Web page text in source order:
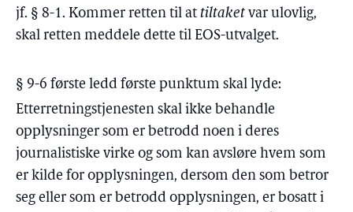
jf. § 8-1. Kommer retten til at tiltaket var ulovlig,
skal retten meddele dette til EOS-utvalget.
§ 9-6 første ledd første punktum skal lyde:
Etterretningstjenesten skal ikke behandle
opplysninger som er betrodd noen i deres
journalistiske virke og som kan avsløre hvem som
er kilde for opplysningen, dersom den som betror
seg eller som er betrodd opplysningen, er bosatt i